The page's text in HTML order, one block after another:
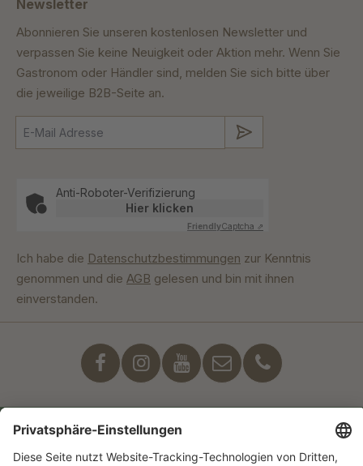
Newsletter
Abonnieren Sie unseren kostenlosen Newsletter und
verpassen Sie keine Neuigkeit oder Aktion mehr. Wenn Sie
Gastronom oder Händler sind, melden Sie sich bitte über
die jeweilige B2B-Seite an.
Anti-Roboter-Verifizierung
Hier klicken
FriendlyCaptcha ⇗
Ich habe die Datenschutzbestimmungen zur Kenntnis
genommen und die AGB gelesen und bin mit ihnen
einverstanden.
Unser Engagement